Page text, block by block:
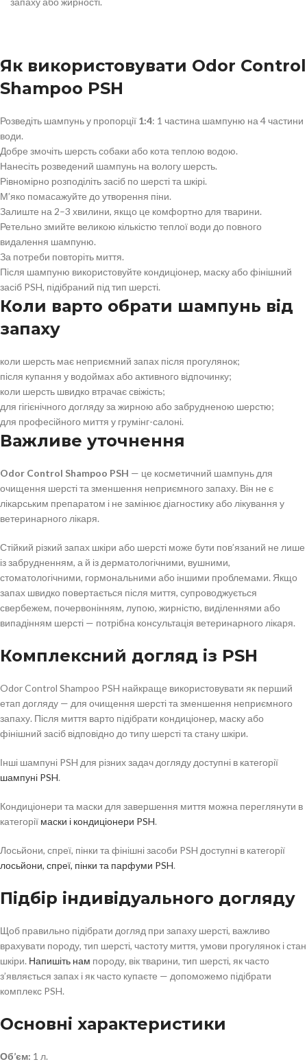
Як використовувати Odor Control
Shampoo PSH
Розведіть шампунь у пропорції 1:4: 1 частина шампуню на 4 частини
води.
Добре змочіть шерсть собаки або кота теплою водою.
Нанесіть розведений шампунь на вологу шерсть.
Рівномірно розподіліть засіб по шерсті та шкірі.
М’яко помасажуйте до утворення піни.
Залиште на 2–3 хвилини, якщо це комфортно для тварини.
Ретельно змийте великою кількістю теплої води до повного
видалення шампуню.
За потреби повторіть миття.
Після шампуню використовуйте кондиціонер, маску або фінішний
засіб PSH, підібраний під тип шерсті.
Коли варто обрати шампунь від
запаху
коли шерсть має неприємний запах після прогулянок;
після купання у водоймах або активного відпочинку;
коли шерсть швидко втрачає свіжість;
для гігієнічного догляду за жирною або забрудненою шерстю;
для професійного миття у грумінг-салоні.
Важливе уточнення
Odor Control Shampoo PSH — це косметичний шампунь для
очищення шерсті та зменшення неприємного запаху. Він не є
лікарським препаратом і не замінює діагностику або лікування у
ветеринарного лікаря.
Стійкий різкий запах шкіри або шерсті може бути пов’язаний не лише
із забрудненням, а й із дерматологічними, вушними,
стоматологічними, гормональними або іншими проблемами. Якщо
запах швидко повертається після миття, супроводжується
свербежем, почервонінням, лупою, жирністю, виділеннями або
випадінням шерсті — потрібна консультація ветеринарного лікаря.
Комплексний догляд із PSH
Odor Control Shampoo PSH найкраще використовувати як перший
етап догляду — для очищення шерсті та зменшення неприємного
запаху. Після миття варто підібрати кондиціонер, маску або
фінішний засіб відповідно до типу шерсті та стану шкіри.
Інші шампуні PSH для різних задач догляду доступні в категорії
шампуні PSH.
Кондиціонери та маски для завершення миття можна переглянути в
категорії маски і кондиціонери PSH.
Лосьйони, спреї, пінки та фінішні засоби PSH доступні в категорії
лосьйони, спреї, пінки та парфуми PSH.
Підбір індивідуального догляду
Щоб правильно підібрати догляд при запаху шерсті, важливо
врахувати породу, тип шерсті, частоту миття, умови прогулянок і стан
шкіри. Напишіть нам породу, вік тварини, тип шерсті, як часто
з’являється запах і як часто купаєте — допоможемо підібрати
комплекс PSH.
Основні характеристики
Об’єм: 1 л.